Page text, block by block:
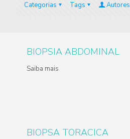
Categorias Tags Autores
BIOPSIA ABDOMINAL
Saiba mais
BIOPSA TORACICA